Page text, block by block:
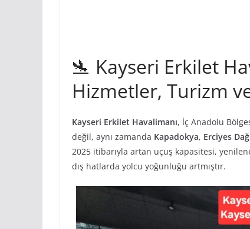
🛬 Kayseri Erkilet
Hizmetler, Turizm
Kayseri Erkilet Havalimanı, İç Anadolu
değil, aynı zamanda Kapadokya, Erciyes
2025 itibarıyla artan uçuş kapasitesi,
dış hatlarda yolcu yoğunluğu artmıştır.